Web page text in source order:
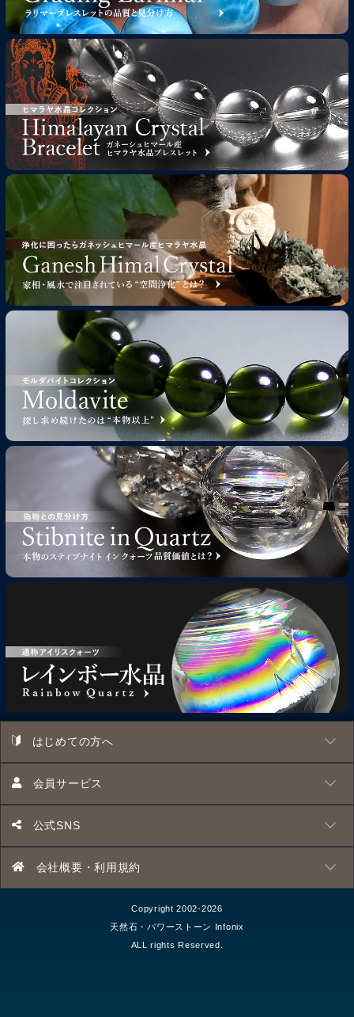
はじめての方へ
会員サービス
公式SNS
会社概要・利用規約
Copyright 2002-2026
天然石・パワーストーン Infonix
ALL rights Reserved.